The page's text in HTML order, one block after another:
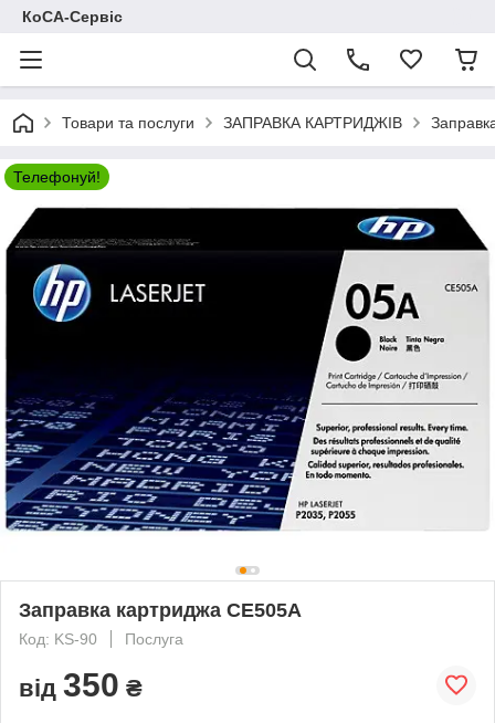
КоСА-Сервіс
Товари та послуги ЗАПРАВКА КАРТРИДЖІВ
Телефонуй!
Заправка картриджа CE505A
Код: KS-90 Послуга
від 350 ₴